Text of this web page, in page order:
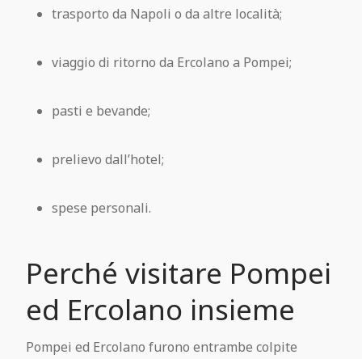
trasporto da Napoli o da altre località;
viaggio di ritorno da Ercolano a Pompei;
pasti e bevande;
prelievo dall’hotel;
spese personali.
Perché visitare Pompei
ed Ercolano insieme
Pompei ed Ercolano furono entrambe colpite